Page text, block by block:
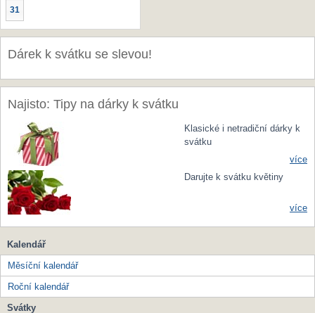
31
Dárek k svátku se slevou!
Najisto: Tipy na dárky k svátku
Klasické i netradiční dárky k
svátku
více
Darujte k svátku květiny
více
Kalendář
Měsíční kalendář
Roční kalendář
Svátky